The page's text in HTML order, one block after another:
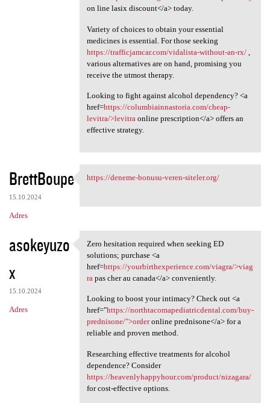
on line lasix discount</a> today.
Variety of choices to obtain your essential
medicines is essential. For those seeking
https://trafficjamcar.com/vidalista-without-an-rx/,
various alternatives are on hand, promising you
receive the utmost therapy.
Looking to fight against alcohol dependency? <a
href=https://columbiainnastoria.com/cheap-
levitra/>levitraonline prescription</a> offers an
effective strategy.
BrettBoupe
15.10.2024
Adres
https://deneme-bonusu-veren
https://deneme-bonusu-veren-siteler.org/
asokeyuzo
x
15.10.2024
Adres
Zero hesitation required when
Zero hesitation required when seeking ED
solutions; purchase <a
href=https://yourbirthexperience.com/viagra/>viag
ra pas cher au canada</a> conveniently.
Looking to boost your intimacy? Check out <a
href="https://northtacomapediatricdental.com/buy-
prednisone/">orderonline prednisone</a> for a
reliable and proven method.
Researching effective treatments for alcohol
dependence? Consider
https://heavenlyhappyhour.com/product/nizagara/
for cost-effective options.